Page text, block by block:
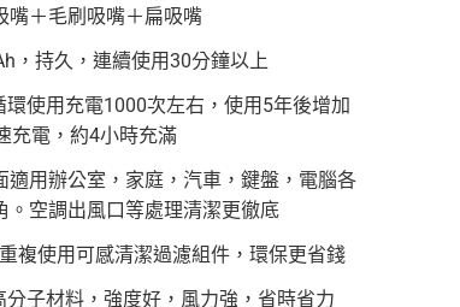
嘴＋毛刷吸嘴＋扁吸嘴
，持久，連續使用30分鐘以上
環使用充電1000次左右，使用5年後增加
充電，約4小時充滿
適用辦公室，家庭，汽車，鍵盤，電腦各
。空調出風口等處理清潔更徹底
複使用可感清潔過濾組件，環保更省錢
分子材料，強度好，風力強，省時省力